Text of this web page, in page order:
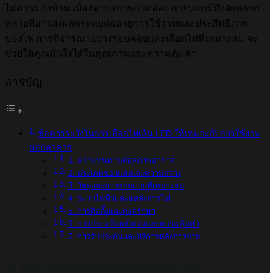
ไม่ควรมองข้าม เนื่องจากสภาพแวดล้อมภายนอกมีปัจจัยหลาก
หลายที่อาจส่งผลกระทบต่ออายุการใช้งานและประสิทธิภาพ
ของไฟ การพิจารณาอย่างรอบคอบและเลือกไฟที่เหมาะสม จะ
ช่วยให้คุณมั่นใจได้ในคุณภาพและความคุ้มค่า
สารบัญ
ข้อควรระวังในการเลือกไฟเส้น LED ให้เหมาะกับการใช้งาน
นอกอาคาร
1. ความทนทานต่อสภาพอากาศ
2. ประเภทของแสงและความสว่าง
3. วัสดุและการออกแบบที่เหมาะสม
4. ระบบไฟฟ้าและแหล่งจ่ายไฟ
5. การติดตั้งและดูแลรักษา
6. การประหยัดพลังงานและความคุ้มค่า
7. การรับประกันและบริการหลังการขาย